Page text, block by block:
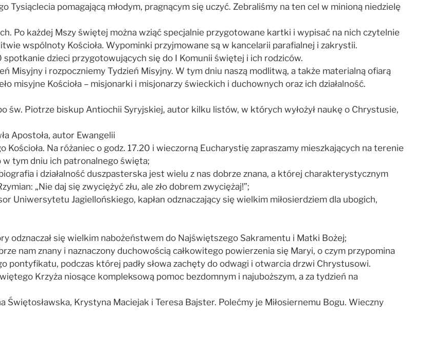
Tysiąclecia pomagającą młodym, pragnącym się uczyć. Zebraliśmy na ten cel w minioną niedzielę
Po każdej Mszy świętej można wziąć specjalnie przygotowane kartki i wypisać na nich czytelnie
wspólnoty Kościoła. Wypominki przyjmowane są w kancelarii parafialnej i zakrystii.
dzieci przygotowujących się do I Komunii świętej i ich rodziców.
Misyjny i rozpoczniemy Tydzień Misyjny. W tym dniu naszą modlitwą, a także materialną ofiarą
misyjne Kościoła – misjonarki i misjonarzy świeckich i duchownych oraz ich działalność.
św. Piotrze biskup Antiochii Syryjskiej, autor kilku listów, w których wyłożył naukę o Chrystusie,
Apostoła, autor Ewangelii
Na różaniec o godz. 17.20 i wieczorną Eucharystię zapraszamy mieszkających na terenie
w tym dniu ich patronalnego święta;
i działalność duszpasterska jest wielu z nas dobrze znana, a której charakterystycznym
„Nie daj się zwyciężyć złu, ale zło dobrem zwyciężaj!”;
Uniwersytetu Jagiellońskiego, kapłan odznaczający się wielkim miłosierdziem dla ubogich,
odznaczał się wielkim nabożeństwem do Najświętszego Sakramentu i Matki Bożej;
nam znany i naznaczony duchowością całkowitego powierzenia się Maryi, o czym przypomina
pontyfikatu, podczas której padły słowa zachęty do odwagi i otwarcia drzwi Chrystusowi.
Krzyża niosące kompleksową pomoc bezdomnym i najuboższym, a za tydzień na
Świętosławska, Krystyna Maciejak i Teresa Bajster. Polećmy je Miłosiernemu Bogu. Wieczny